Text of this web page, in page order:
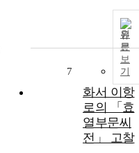
분석하고자 하
는데 주 목적
있다. 연구를
위해 G시에 소
재한 K대학교
재학생 128명
을 대상으로
문을 실시하였
고 질적 연구
위해 성찰일
연구자일지, e-
원
문
보
기
7
화서 이항
로의 「효
열부문씨
전」 고찰